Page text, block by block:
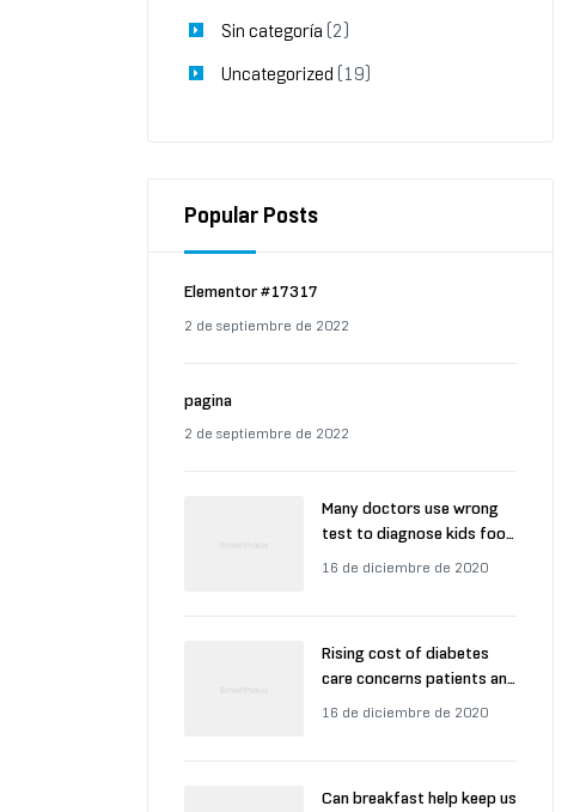
Sin categoría (2)
Uncategorized (19)
Popular Posts
Elementor #17317
2 de septiembre de 2022
pagina
2 de septiembre de 2022
Many doctors use wrong
test to diagnose kids food
allergies
16 de diciembre de 2020
Rising cost of diabetes
care concerns patients and
doctors
16 de diciembre de 2020
Can breakfast help keep us